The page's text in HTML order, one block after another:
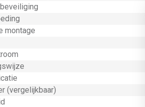
montage
(vergelijkbaar)